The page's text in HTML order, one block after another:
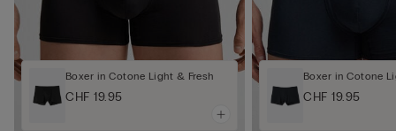
Boxer in Cotone Light & Fresh
CHF 19.95
Boxer in Cotone
CHF 19.95